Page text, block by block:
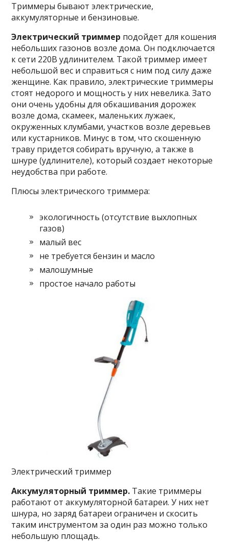
Триммеры бывают электрические,
аккумуляторные и бензиновые.
Электрический триммер подойдет для кошения
небольших газонов возле дома. Он подключается
к сети 220В удлинителем. Такой триммер имеет
небольшой вес и справиться с ним под силу даже
женщине. Как правило, электрические триммеры
стоят недорого и мощность у них невелика. Зато
они очень удобны для обкашивания дорожек
возле дома, скамеек, маленьких лужаек,
окруженных клумбами, участков возле деревьев
или кустарников. Минус в том, что скошенную
траву придется собирать вручную, а также в
шнуре (удлинителе), который создает некоторые
неудобства при работе.
Плюсы электрического триммера:
экологичность (отсутствие выхлопных
газов)
малый вес
не требуется бензин и масло
малошумные
простое начало работы
Электрический триммер
Аккумуляторный триммер. Такие триммеры
работают от аккумуляторной батареи. У них нет
шнура, но заряд батареи ограничен и скосить
таким инструментом за один раз можно только
небольшую площадь.